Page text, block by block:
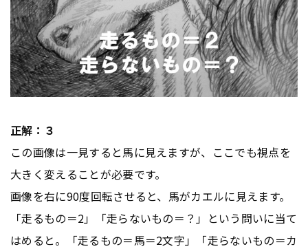
正解：３
この画像は一見すると馬に見えますが、ここでも視点を
大きく変えることが必要です。
画像を右に90度回転させると、馬がカエルに見えます。
「走るもの＝2」「走らないもの＝？」という問いに当て
はめると。「走るもの＝馬＝2文字」「走らないもの＝カ